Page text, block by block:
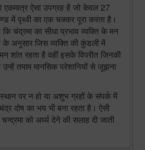
एकमात्र ऐसा उपग्रह है जो केवल 27
में पृथ्वी का एक चक्कर पूरा करता है।
चंद्रमा का सीधा प्रभाव व्यक्ति के मन
के अनुसार जिस व्यक्ति की कुंडली में
शांत रहता है वहीं इसके विपरीत जिनकी
तमाम मानसिक परेशानियों से जूझना
पर न हो या अशुभ ग्रहों के संपर्क में
दोष का भय भी बना रहता है। ऐसी
को अर्घ्य देने की सलाह दी जाती